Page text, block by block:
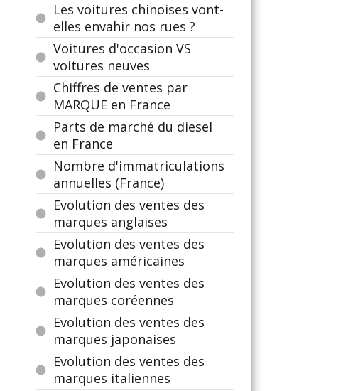
Les voitures chinoises vont-
elles envahir nos rues ?
Voitures d'occasion VS
voitures neuves
Chiffres de ventes par
MARQUE en France
Parts de marché du diesel
en France
Nombre d'immatriculations
annuelles (France)
Evolution des ventes des
marques anglaises
Evolution des ventes des
marques américaines
Evolution des ventes des
marques coréennes
Evolution des ventes des
marques japonaises
Evolution des ventes des
marques italiennes